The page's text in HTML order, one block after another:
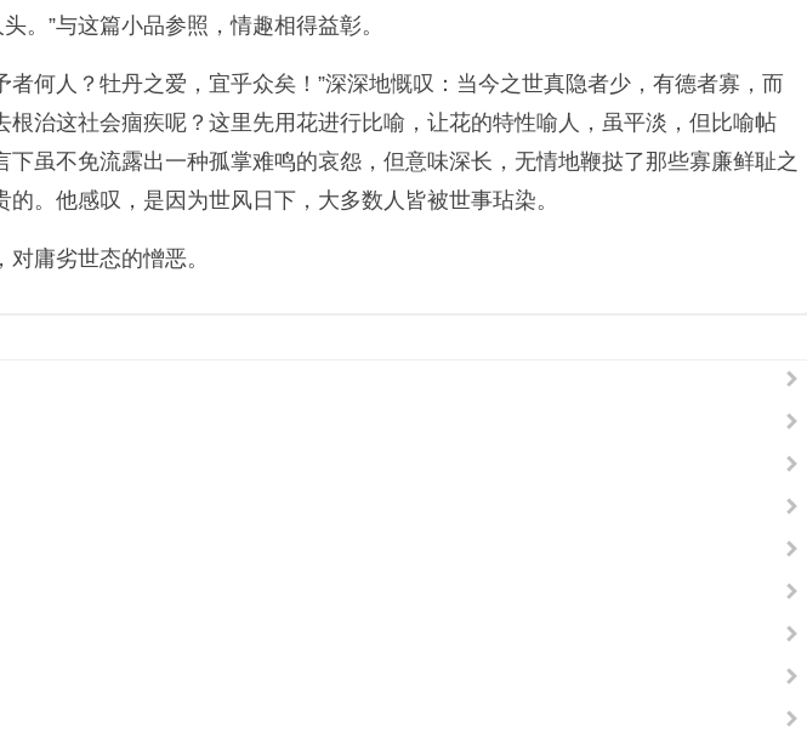
。”与这篇小品参照，情趣相得益彰。
何人？牡丹之爱，宜乎众矣！”深深地慨叹：当今之世真隐者少，有德者寡，而
治这社会痼疾呢？这里先用花进行比喻，让花的特性喻人，虽平淡，但比喻帖
虽不免流露出一种孤掌难鸣的哀怨，但意味深长，无情地鞭挞了那些寡廉鲜耻之
。他感叹，是因为世风日下，大多数人皆被世事玷染。
庸劣世态的憎恶。